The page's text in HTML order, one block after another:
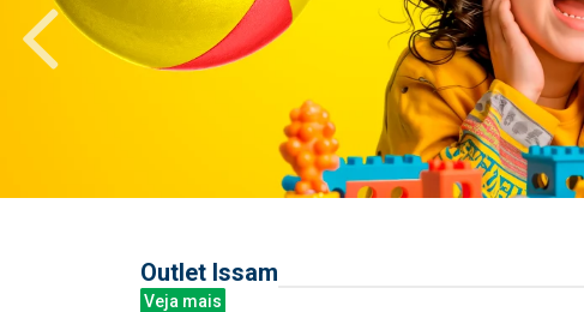
Outlet Issam
Veja mais